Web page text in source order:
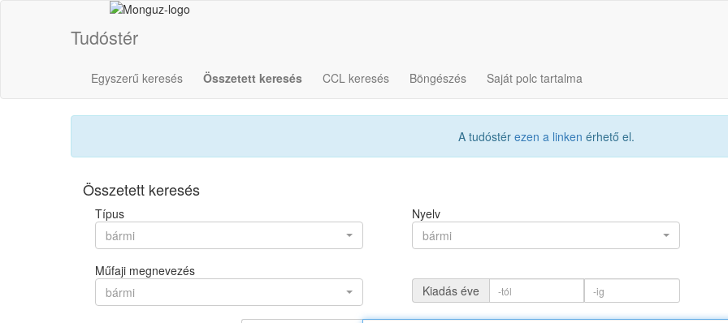
Tudóstér
Egyszerű keresés Összetett keresés CCL keresés Böngészés Saját polc tartalma
A tudóstér ezen a linken érhető el.
Összetett keresés
Típus
bármi
Nyelv
bármi
Műfaji megnevezés
bármi
Kiadás éve